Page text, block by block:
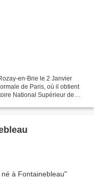
en-Brie le 2 Janvier
de Paris, où il obtient
National Supérieur de